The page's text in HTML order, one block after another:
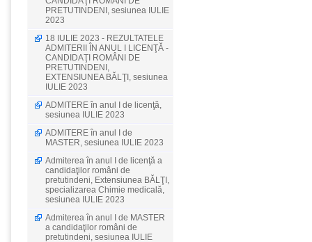
PRETUTINDENI, sesiunea IULIE
2023
18 IULIE 2023 - REZULTATELE
ADMITERII ÎN ANUL I LICENŢĂ -
CANDIDAŢI ROMÂNI DE
PRETUTINDENI,
EXTENSIUNEA BĂLŢI, sesiunea
IULIE 2023
ADMITERE în anul I de licenţă,
sesiunea IULIE 2023
ADMITERE în anul I de
MASTER, sesiunea IULIE 2023
Admiterea în anul I de licenţă a
candidaţilor români de
pretutindeni, Extensiunea BĂLŢI,
specializarea Chimie medicală,
sesiunea IULIE 2023
Admiterea în anul I de MASTER
a candidaţilor români de
pretutindeni, sesiunea IULIE